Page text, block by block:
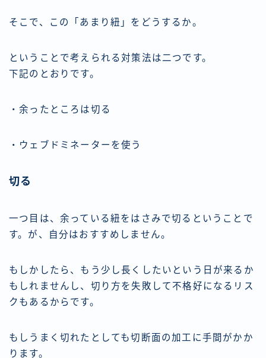
そこで、この「あまり紐」をどうするか。
ということで考えられる対策法は二つです。
下記のとおりです。
・余ったところは切る
・ウェブドミネーターを使う
切る
一つ目は、余っている紐をはさみで切るということで
す。が、自分はおすすめしません。
もしかしたら、もう少し長くしたいという日が来るか
もしれませんし、切り方を失敗して不格好になるリス
クもあるからです。
もしうまく切れたとしても切断面の加工に手間がかか
ります。